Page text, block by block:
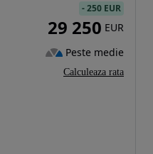
-250 EUR
29 250 EUR
Peste medie
Calculeaza rata